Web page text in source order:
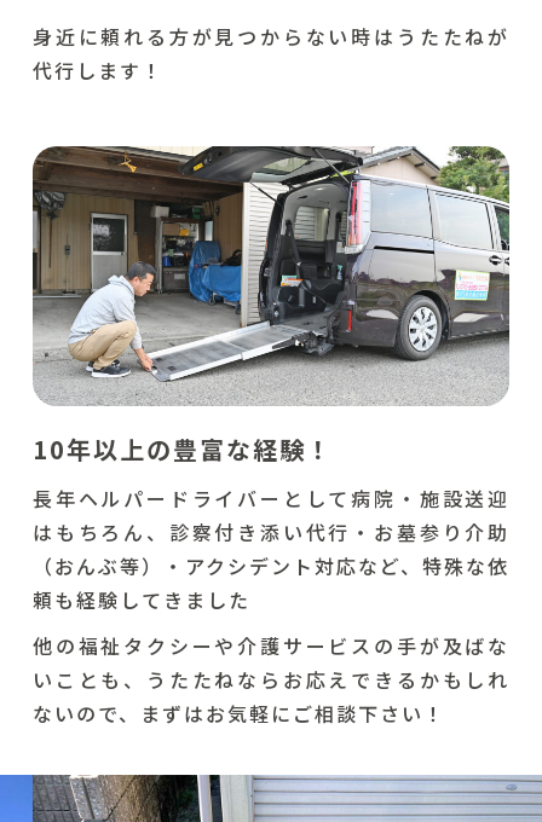
身近に頼れる方が見つからない時はうたたねが
代行します！
10年以上の豊富な経験！
長年ヘルパードライバーとして病院・施設送迎
はもちろん、診察付き添い代行・お墓参り介助
（おんぶ等）・アクシデント対応など、特殊な依
頼も経験してきました
他の福祉タクシーや介護サービスの手が及ばな
いことも、うたたねならお応えできるかもしれ
ないので、まずはお気軽にご相談下さい！